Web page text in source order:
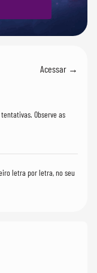
Acessar →
Observe as
letra por letra, no seu